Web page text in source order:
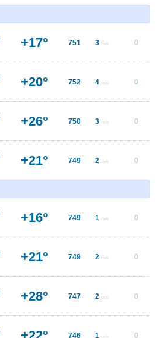
+17° 751 3 m/s 0
+20° 752 4 m/s 0
+26° 750 3 m/s 0
+21° 749 2 m/s 0
+16° 749 1 m/s 0
+21° 749 2 m/s 0
+28° 747 2 m/s 0
+22° 746 1 m/s 0